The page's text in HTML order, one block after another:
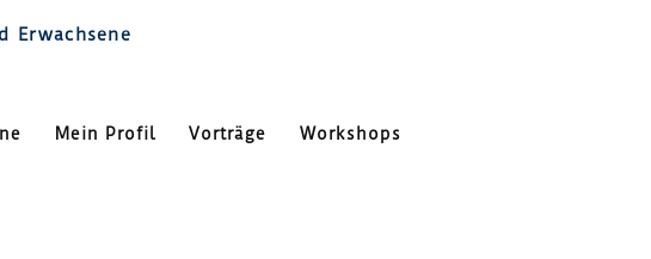
Erwachsene
Mein Profil Vorträge Workshops